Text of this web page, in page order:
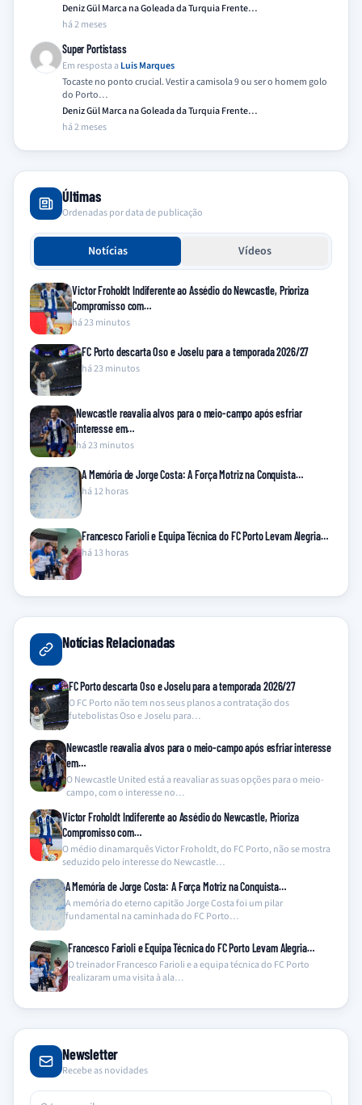
Deniz Gül Marca na Goleada da Turquia Frente…
há 2 meses
Super Portistass
Em resposta a Luis Marques
Tocaste no ponto crucial. Vestir a camisola 9 ou ser o homem golo
do Porto…
Deniz Gül Marca na Goleada da Turquia Frente…
há 2 meses
Últimas
Ordenadas por data de publicação
Notícias Vídeos
Victor Froholdt Indiferente ao Assédio do Newcastle, Prioriza
Compromisso com…
há 23 minutos
FC Porto descarta Oso e Joselu para a temporada 2026/27
há 23 minutos
Newcastle reavalia alvos para o meio-campo após esfriar
interesse em…
há 23 minutos
A Memória de Jorge Costa: A Força Motriz na Conquista…
há 12 horas
Francesco Farioli e Equipa Técnica do FC Porto Levam Alegria…
há 13 horas
Notícias Relacionadas
FC Porto descarta Oso e Joselu para a temporada 2026/27
O FC Porto não tem nos seus planos a contratação dos
futebolistas Oso e Joselu para…
Newcastle reavalia alvos para o meio-campo após esfriar interesse
em…
O Newcastle United está a reavaliar as suas opções para o meio-
campo, com o interesse no…
Victor Froholdt Indiferente ao Assédio do Newcastle, Prioriza
Compromisso com…
O médio dinamarquês Victor Froholdt, do FC Porto, não se mostra
seduzido pelo interesse do Newcastle…
A Memória de Jorge Costa: A Força Motriz na Conquista…
A memória do eterno capitão Jorge Costa foi um pilar
fundamental na caminhada do FC Porto…
Francesco Farioli e Equipa Técnica do FC Porto Levam Alegria…
O treinador Francesco Farioli e a equipa técnica do FC Porto
realizaram uma visita à ala…
Newsletter
Recebe as novidades